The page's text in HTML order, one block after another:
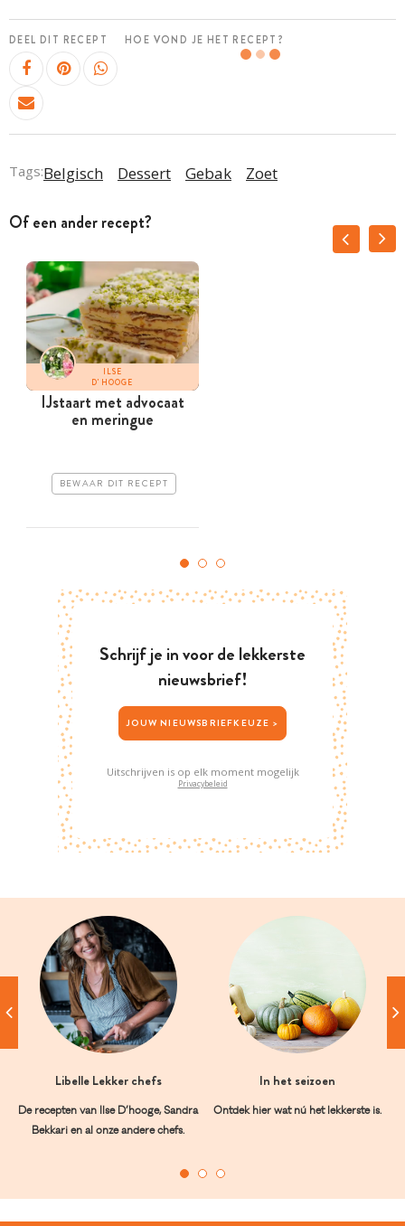
DEEL DIT RECEPT HOE VOND JE HET RECEPT?
Tags:Belgisch Dessert Gebak Zoet
Of een ander recept?
ILSE
D'HOOGE
IJstaart met advocaat
en meringue
BEWAAR DIT RECEPT
Schrijf je in voor de lekkerste
nieuwsbrief!
JOUW NIEUWSBRIEFKEUZE >
Uitschrijven is op elk moment mogelijk
Privacybeleid
Libelle Lekker chefs
De recepten van Ilse D’hooge, Sandra
Bekkari en al onze andere chefs.
In het seizoen
Ontdek hier wat nú het lekkerste is.